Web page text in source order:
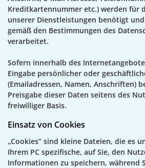
Kreditkartennummer etc.) werden für
unserer Dienstleistungen benötigt
gemäß den Bestimmungen des
verarbeitet.
Sofern innerhalb des
Eingabe persönlicher oder
(Emailadressen, Namen, Anschriften)
Preisgabe dieser Daten seitens des
freiwilliger Basis.
Einsatz von Cookies
„Cookies“ sind kleine Dateien, die es
Ihrem PC spezifische, auf Sie, den
Informationen zu speichern, während